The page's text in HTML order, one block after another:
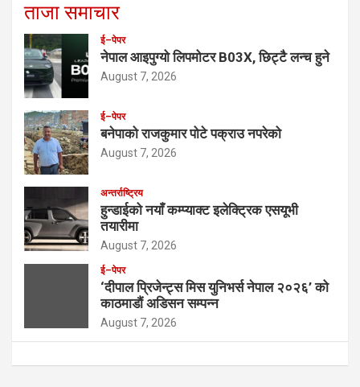
ताजा समाचार
ई–पेपर
नेपाल आइपुग्यो लिपमोटर B03X, छिट्टै लन्च हुने
August 7, 2026
ई–पेपर
बनेपाको राजकुमार पोटे पक्राउ नपरेको
August 7, 2026
अन्तर्राष्ट्रिय
हुन्डाईको नयाँ कम्प्याक्ट इलेक्ट्रिक एसयूभी
तयारीमा
August 7, 2026
ई–पेपर
‘दीपाल प्रिजेन्ट्स मिस युनिभर्स नेपाल २०२६’ को
काठमाडौं अडिसन सम्पन्न
August 7, 2026